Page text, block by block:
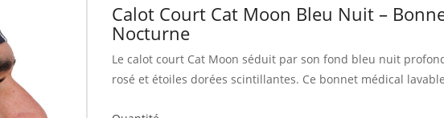
Calot Court Cat Moon Bleu Nuit –
Nocturne
Le calot court Cat Moon séduit par son fond bleu nuit
rosé et étoiles dorées scintillantes. Ce bonnet médical